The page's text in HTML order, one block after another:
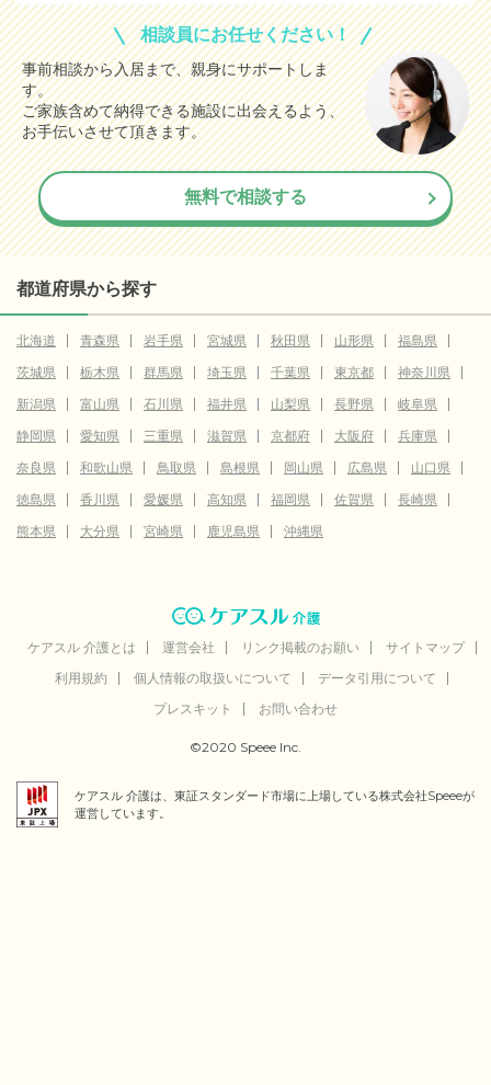
相談員にお任せください！
事前相談から入居まで、親身にサポートしま
す。
ご家族含めて納得できる施設に出会えるよう、
お手伝いさせて頂きます。
無料で相談する
都道府県から探す
北海道 青森県 岩手県 宮城県 秋田県 山形県
福島県
茨城県
栃木県 群馬県 埼玉県 千葉県 東京都
神奈川県
新潟県
富山県 石川県 福井県 山梨県 長野県
岐阜県
静岡県
愛知県 三重県 滋賀県 京都府 大阪府
兵庫県
奈良県
和歌山県 鳥取県 島根県 岡山県 広島県
山口県
徳島県
香川県 愛媛県 高知県 福岡県 佐賀県
長崎県
熊本県
大分県 宮崎県 鹿児島県 沖縄県
ケアスル 介護とは 運営会社 リンク掲載のお願い
サイトマップ
利用規約
個人情報の取扱いについて
データ引用について
プレスキット
お問い合わせ
©2020 Speee Inc.
ケアスル 介護は、東証スタンダード市場に上場している株式会社Speeeが
運営しています。